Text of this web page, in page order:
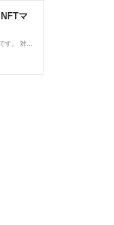
マ
HEXA NFT MATIC #45357 未来へ羽ばたく芸術の魂 のNFTページです。 対象NFTの情報や所有者の確認ができます。